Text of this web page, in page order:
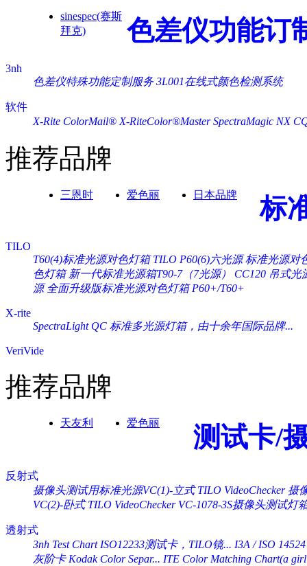
sinespec(赛斯
拜克)
色差仪功能订
3nh
色差仪特殊功能定制服务 3L001在线式颜色检测系统
软件
X-Rite ColorMail® X-RiteColor®Master SpectraMagic NX
推荐品牌
三恩时 爱色丽 日本品牌 标
TILO
T60(4)标准光源对色灯箱 TILO P60(6)六光源 标准光源对
色灯箱 新一代标准光源箱T90-7（7光源）
CC120 吊式
源 全面升级版标准光源对色灯箱 P60+/T60+
X-rite
SpectraLight QC 标准多光源灯箱，由十余年国际品牌...
VeriVide
推荐品牌
天友利 爱色丽 测试卡/
反射式
摄像头测试用标准光源VC(1)-立式 TILO VideoChecker 摄
VC(2)-卧式 TILO VideoChecker VC-1078-3S摄像头测试灯
透射式
3nh Test Chart ISO12233测试卡，TILO镜... I3A / ISO
灰阶卡 Kodak Color Separ... ITE Color Matching Chart(a